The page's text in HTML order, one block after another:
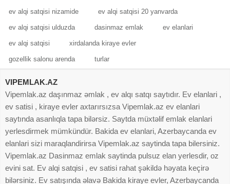
ev alqi satqisi nizamide ev alqi satqisi 20 yanvarda
ev alqi satqisi ulduzda dasinmaz emlak ev elanlari
ev alqi satqisi xirdalanda kiraye evler
gozellik salonu arenda turlar
VIPEMLAK.AZ
Vipemlak.az daşınmaz əmlak , ev alqı satqı saytıdır. Ev elanlari ,
ev satisi , kiraye evler axtarırsızsa Vipemlak.az ev elanlari
saytında asanlıqla tapa bilərsiz. Saytda müxtəlif emlak elanlari
yerlesdirmek mümkündür. Bakida ev elanlari, Azerbaycanda ev
elanlari sizi maraqlandirirsa Vipemlak.az saytinda tapa bilersiniz.
Vipemlak.az Dasinmaz emlak saytinda pulsuz elan yerlesdir, oz
evini sat. Ev alqi satqisi , ev satisi rahat şəkildə həyata keçirə
bilərsiniz. Ev satışında əlavə Bakida kiraye evler, Azerbaycanda